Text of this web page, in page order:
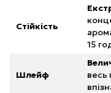
Стійкість
15
Шлейф
весь